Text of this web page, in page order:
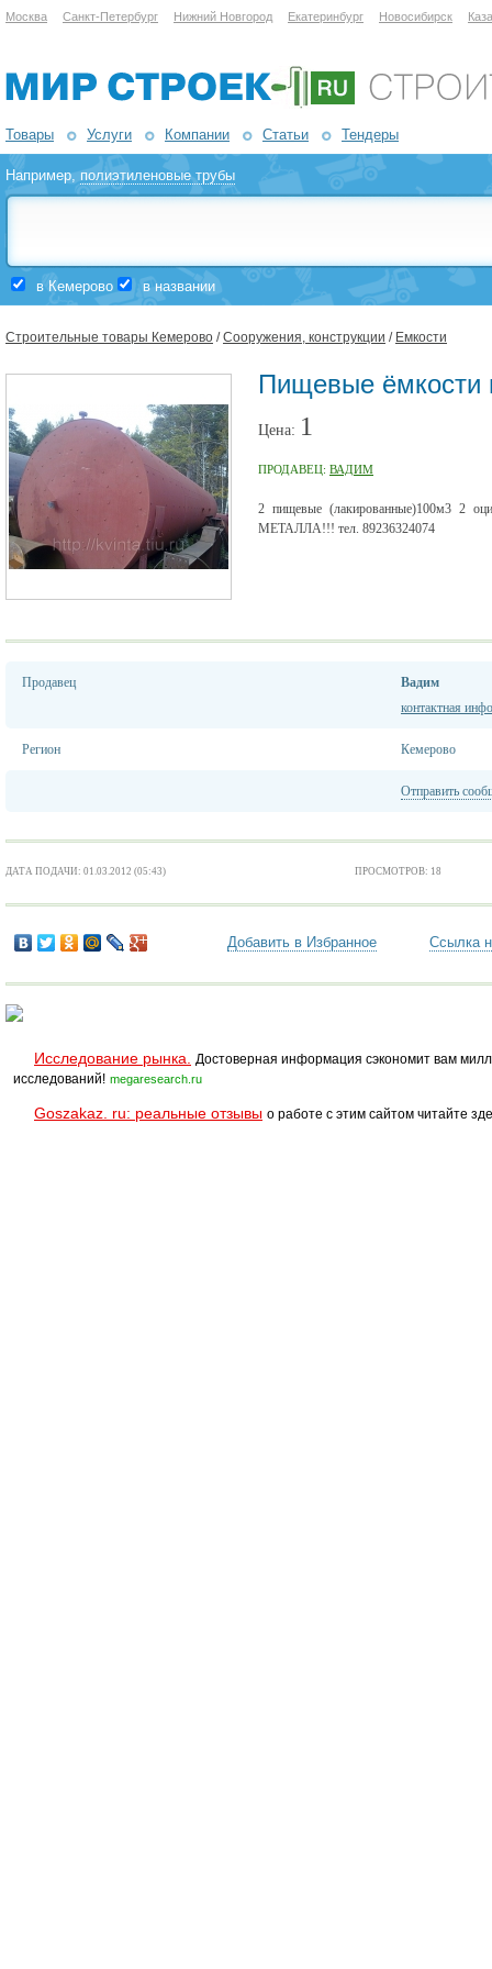
Москва Санкт-Петербург Нижний Новгород Екатеринбург Новосибирск
Товары Услуги Компании Статьи Тендеры
Например,полиэтиленовые трубы
в Кемерово в названии
Строительные товары Кемерово /Сооружения, конструкции / Емкости
Пищевые ёмкости
Цена: 1
ПРОДАВЕЦ: ВАДИМ
2 пищевые (лакированные)100м3 2
МЕТАЛЛА!!! тел. 89236324074
Продавец
Вадим
контактная
Регион Кемерово
Отправить
ДАТА ПОДАЧИ: 01.03.2012 (05:43) ПРОСМОТРОВ: 18
Добавить в Избранное Ссылка
Исследование рынка.
Достоверная информация сэкономит вам
исследований! megaresearch.ru
Goszakaz. ru: реальные отзывы о работе с этим сайтом читайте